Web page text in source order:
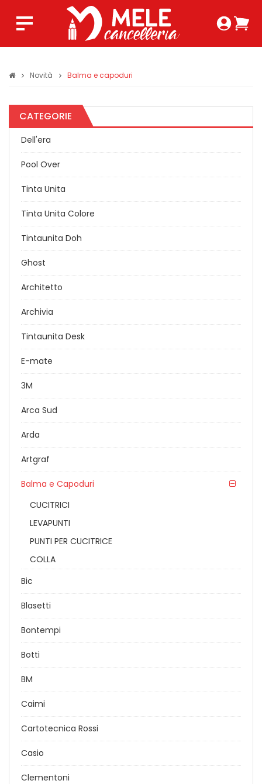
Login
Novità Balma e capoduri
CATEGORIE
Dell'era
Pool Over
Tinta Unita
Tinta Unita Colore
Tintaunita Doh
Ghost
Architetto
Archivia
Tintaunita Desk
E-mate
3M
Arca Sud
Arda
Artgraf
Balma e Capoduri
CUCITRICI
LEVAPUNTI
PUNTI PER CUCITRICE
COLLA
Bic
Blasetti
Bontempi
Botti
BM
Caimi
Cartotecnica Rossi
Casio
Clementoni